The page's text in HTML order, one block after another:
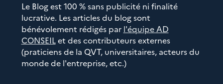
Le Blog est 100 % sans publicité ni finalité
lucrative. Les articles du blog sont
bénévolement rédigés par l'équipe AD
CONSEILet des contributeurs externes
(praticiens de la QVT, universitaires, acteurs du
monde de l'entreprise, etc.)